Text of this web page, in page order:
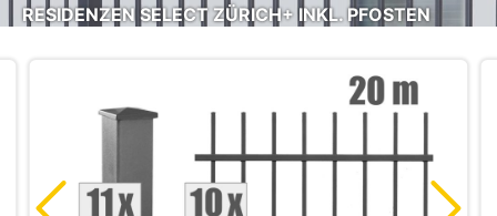
RESIDENZEN SELECT ZÜRICH+ INKL. PFOSTEN